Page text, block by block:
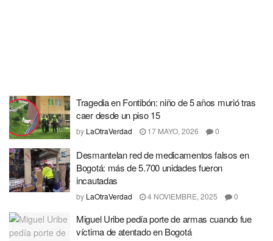
Tragedia en Fontibón: niño de 5 años murió tras
caer desde un piso 15
by LaOtraVerdad 17 MAYO, 2026 0
Desmantelan red de medicamentos falsos en
Bogotá: más de 5.700 unidades fueron
incautadas
by LaOtraVerdad 4 NOVIEMBRE, 2025 0
Miguel Uribe pedía porte de armas cuando fue
víctima de atentado en Bogotá